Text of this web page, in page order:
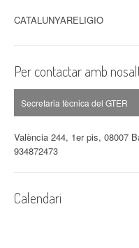
CATALUNYARELIGIO
Per contactar amb
Secretaria tècnica del GTER
València 244, 1er pis, 08007
934872473
Calendari